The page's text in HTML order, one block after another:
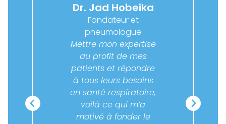
Mettre mon expertise
au profit de mes
patients et répondre
à tous leurs besoins
en santé respiratoire,
voilà ce qui m’a
motivé à fonder le
Dr. Jad Hobeika
Fondateur et
pneumologue